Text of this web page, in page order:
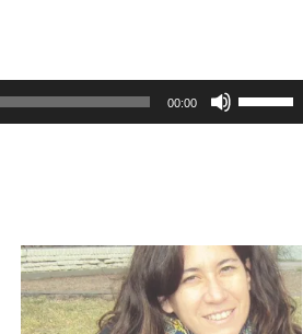
00:00
aumentar
disminuir